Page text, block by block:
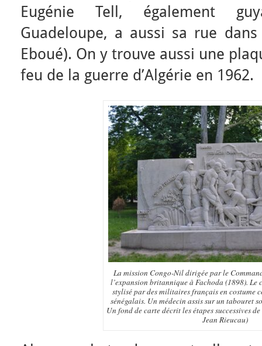
Eugénie Tell, également
Guadeloupe, a aussi sa rue
Eboué). On y trouve aussi une
feu de la guerre d’Algérie en 1962.
La mission Congo-Nil dirigée par le
l’expansion britannique à Fachoda (1898). Le
stylisé par des militaires français en costume
sénégalais. Un médecin assis sur un tabouret
Un fond de carte décrit les étapes successives
Jean Rieucau)